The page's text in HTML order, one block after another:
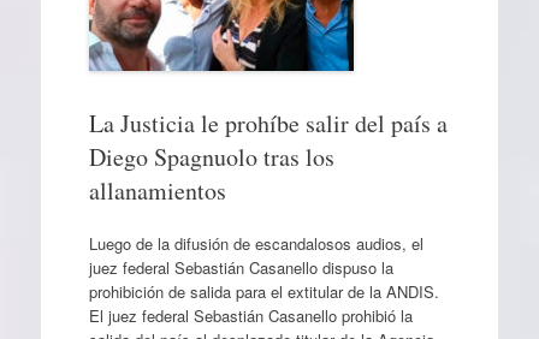
La Justicia le prohíbe salir del país a
Diego Spagnuolo tras los
allanamientos
Luego de la difusión de escandalosos audios, el
juez federal Sebastián Casanello dispuso la
prohibición de salida para el extitular de la ANDIS.
El juez federal Sebastián Casanello prohibió la